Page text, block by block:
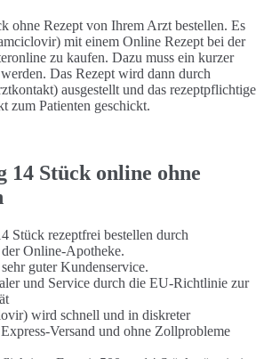
ohne Rezept von Ihrem Arzt bestellen. Es
mit einem Online Rezept bei der
zu kaufen. Dazu muss ein kurzer
Das Rezept wird dann durch
ausgestellt und das rezeptpflichtige
zum Patienten geschickt.
14 Stück online ohne
Stück rezeptfrei bestellen durch
Online-Apotheke.
guter Kundenservice.
und Service durch die EU-Richtlinie zur
wird schnell und in diskreter
Versand und ohne Zollprobleme